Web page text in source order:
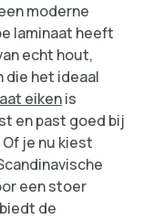
moderne
laminaat heeft
echt hout,
die het ideaal
eikenis
en past goed bij
je nu kiest
een stoer
de